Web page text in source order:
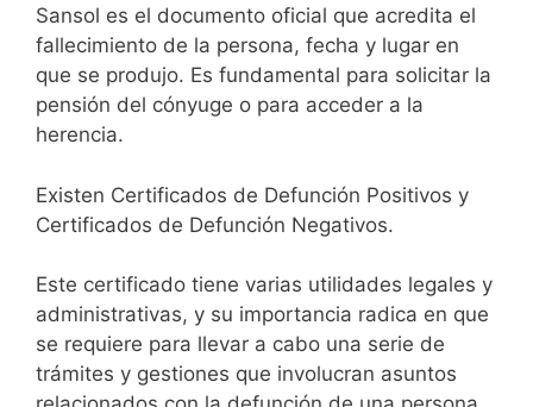
Sansol es el documento oficial que acredita el
fallecimiento de la persona, fecha y lugar en
que se produjo. Es fundamental para solicitar la
pensión del cónyuge o para acceder a la
herencia.
Existen Certificados de Defunción Positivos y
Certificados de Defunción Negativos.
Este certificado tiene varias utilidades legales y
administrativas, y su importancia radica en que
se requiere para llevar a cabo una serie de
trámites y gestiones que involucran asuntos